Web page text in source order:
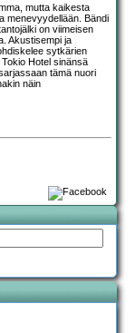
mutta kaikesta
menevyydellään. Bändi
on viimeisen
Akustisempi ja
sytkärien
Hotel sinänsä
tämä nuori
näin